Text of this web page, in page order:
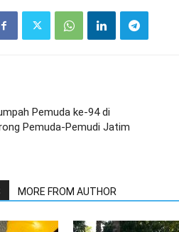
Pemuda ke-94 di
Pemuda-Pemudi Jatim
MORE FROM AUTHOR